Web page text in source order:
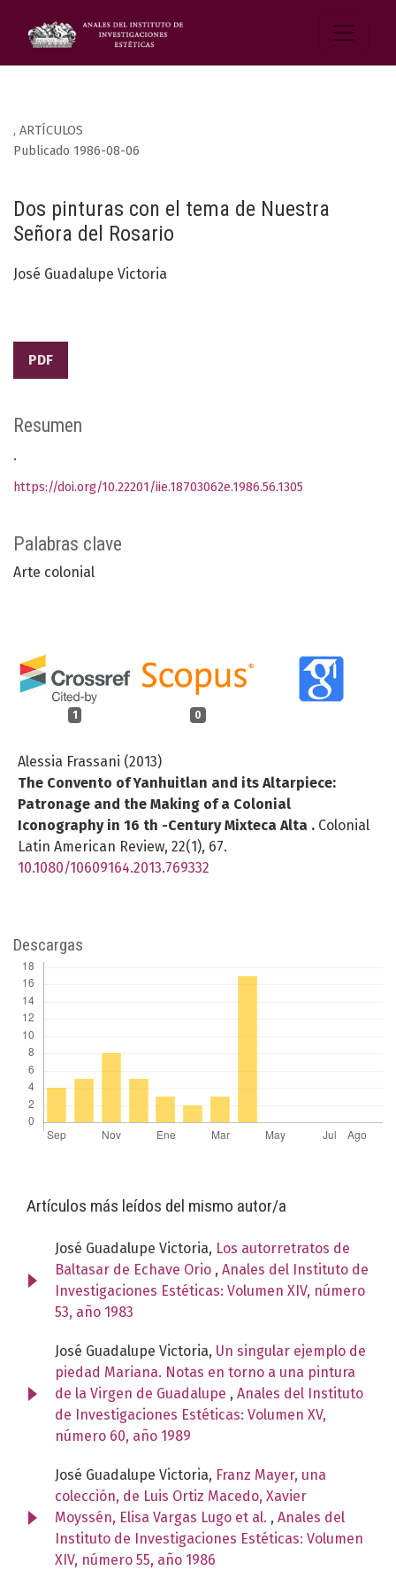
, ARTÍCULOS
Dos pinturas con el tema de Nuestra
Señora del Rosario
Publicado 1986-08-06
José Guadalupe Victoria
PDF
Palabras clave
Arte colonial
1 0
Alessia Frassani (2013)
The Convento of Yanhuitlan and its Altarpiece:
Patronage and the Making of a Colonial
Iconography in 16 th -Century Mixteca Alta . Colonial
Latin American Review, 22(1), 67.
10.1080/10609164.2013.769332
Resumen
.
https://doi.org/10.22201/iie.18703062e.1986.56.1305
Descargas
Artículos más leídos del mismo autor/a
José Guadalupe Victoria, Los autorretratos de
Baltasar de Echave Orio , Anales del Instituto de
Investigaciones Estéticas: Volumen XIV, número
53, año 1983
José Guadalupe Victoria, Un singular ejemplo de
piedad Mariana. Notas en torno a una pintura
de la Virgen de Guadalupe , Anales del Instituto
de Investigaciones Estéticas: Volumen XV,
número 60, año 1989
José Guadalupe Victoria, Franz Mayer, una
colección, de Luis Ortiz Macedo, Xavier
Moyssén, Elisa Vargas Lugo et al. , Anales del
Instituto de Investigaciones Estéticas: Volumen
XIV, número 55, año 1986